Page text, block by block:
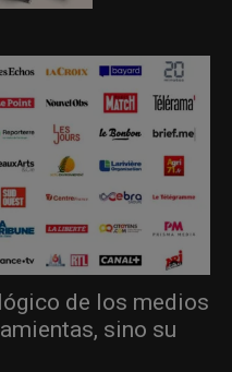
de los medios
sino su